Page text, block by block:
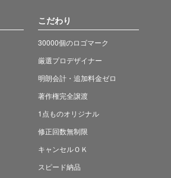
こだわり
30000個のロゴマーク
厳選プロデザイナー
明朗会計・追加料金ゼロ
著作権完全譲渡
1点ものオリジナル
修正回数無制限
キャンセルＯＫ
スピード納品